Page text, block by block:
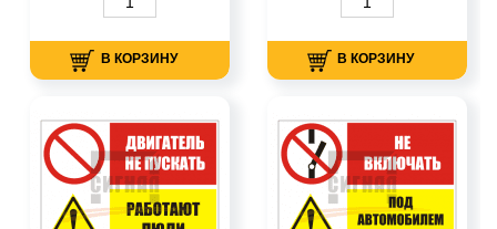
В КОРЗИНУ В КОРЗИНУ